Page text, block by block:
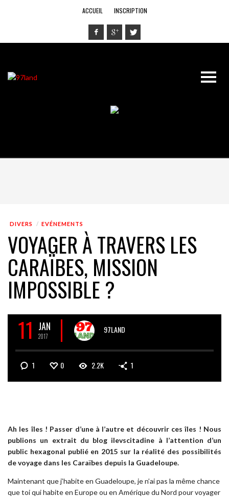
ACCUEIL INSCRIPTION
DIVERS EVÉNEMENTS
VOYAGER À TRAVERS LES
CARAÏBES, MISSION
IMPOSSIBLE ?
11 JAN
2017
97LAND
1 0 2.2K 1
Ah les îles ! Passer d’une à l’autre et découvrir ces îles ! Nous
publions un extrait du blog ilevscitadine à l’attention d’un
public hexagonal publié en 2015 sur la réalité des possibilités
de voyage dans les Caraïbes depuis la Guadeloupe.
Maintenant que j’habite en Guadeloupe, je n’ai pas la même chance
que toi qui habite en Europe ou en Amérique du Nord pour voyager